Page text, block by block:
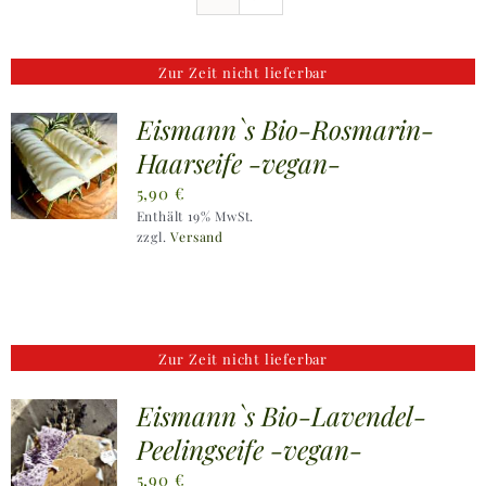
Anfahrt + Kontakt
Zur Zeit nicht lieferbar
Eismann`s Bio-Rosmarin-
Haarseife -vegan-
5,90 €
Enthält 19% MwSt.
zzgl.Versand
Zur Zeit nicht lieferbar
Eismann`s Bio-Lavendel-
Peelingseife -vegan-
5,90 €